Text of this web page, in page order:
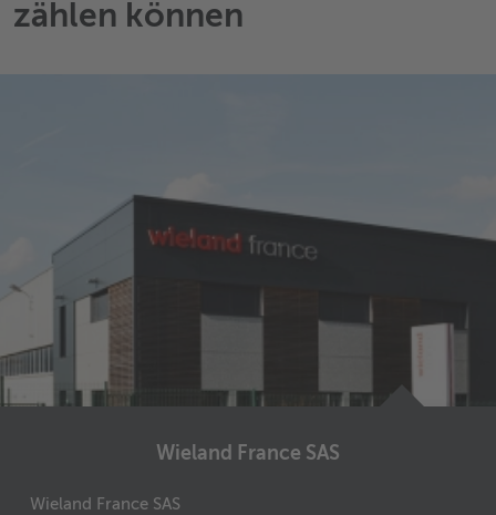
zählen können
Wieland France SAS
Wieland France SAS